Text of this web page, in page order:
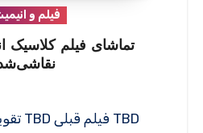
فیلم و
تماشای فیلم کلاسیک
TBD فیلم قبلی TBD تقویت زبان با تماشای